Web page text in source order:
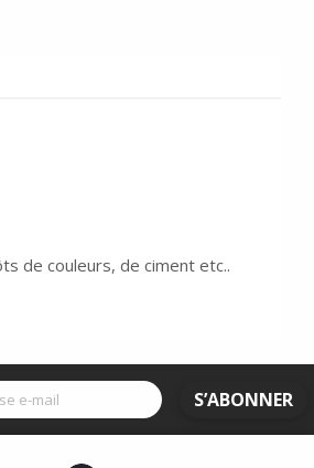
de couleurs, de ciment etc..
S’ABONNER